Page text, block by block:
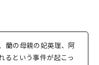
蘭の母親の妃英理、阿
るという事件が起こっ